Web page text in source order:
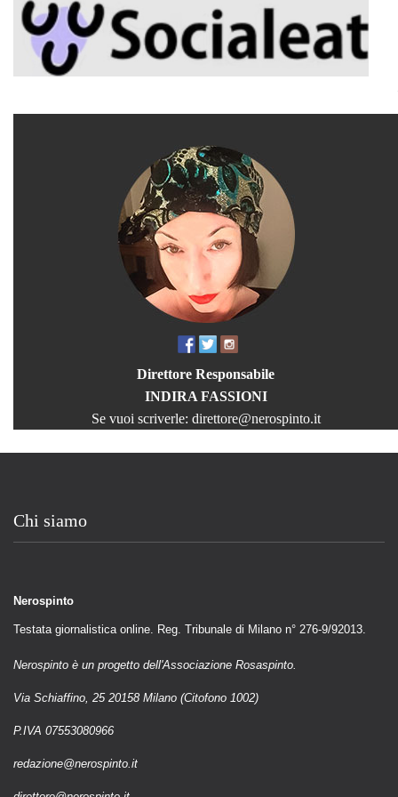
Direttore Responsabile
INDIRA FASSIONI
Se vuoi scriverle: direttore@nerospinto.it
Chi siamo
Nerospinto
Testata giornalistica online. Reg. Tribunale di Milano n° 276-9/92013.
Nerospinto è un progetto dell'Associazione Rosaspinto.
Via Schiaffino, 25 20158 Milano (Citofono 1002)
P.IVA 07553080966
redazione@nerospinto.it